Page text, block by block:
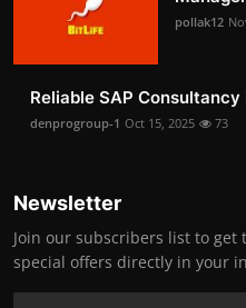
pollak12
Reliable SAP
denprogroup-1 Oct 15, 2025 73
Newsletter
Join our subscribers list to
special offers directly in your